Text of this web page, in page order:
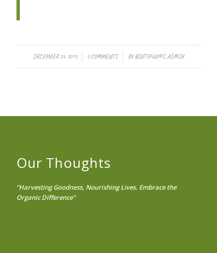
DECEMBER 24, 2013
/ 0 COMMENTS
/ BYBINTOFARMS_ADMIN
Our Thoughts
“Harvesting Goodness, Nourishing Lives. Embrace the
Organic Difference”